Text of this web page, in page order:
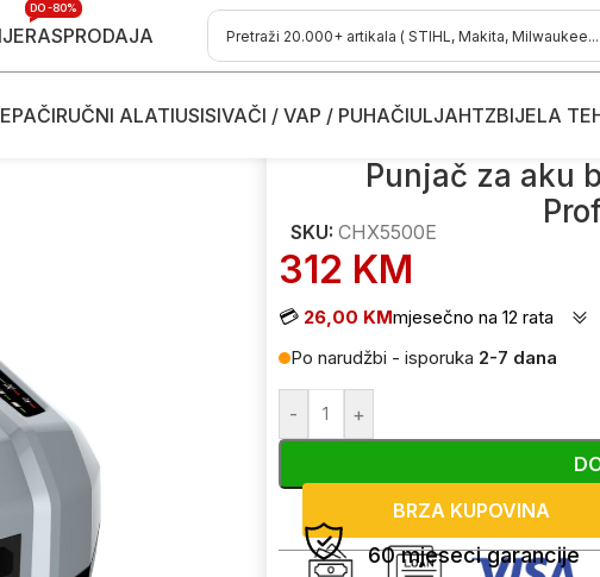
RASPRODAJA
DO -80%
RUČNI ALATIUSISIVAČI / VAP / PUHAČIULJAHTZBIJELA
Punjač za aku baterije EGO CHX5500E Professional-X
Punjač za aku
SKU: CHX5500E
312 KM
💳 26,00 KMmjesečno na 12 rata
Po narudžbi - isporuka 2-7 dana
- +
BRZA KUPOVINA
60 mjeseci garancije